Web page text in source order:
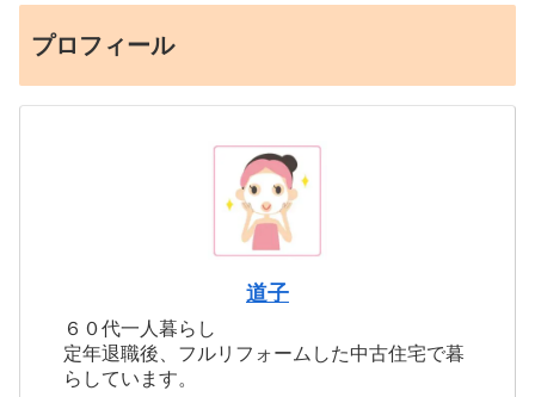
プロフィール
道子
６０代一人暮らし
定年退職後、フルリフォームした中古住宅で暮
らしています。